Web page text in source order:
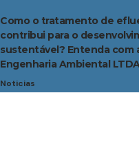
Como o tratamento de
contribui para o
sustentável? Entenda com
Engenharia Ambiental
Noticias